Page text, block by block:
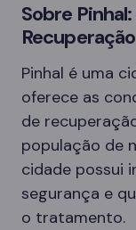
Sobre
Recuperação
Pinhal é uma
oferece as
de
população de
cidade possui
segurança e
o tratamento.